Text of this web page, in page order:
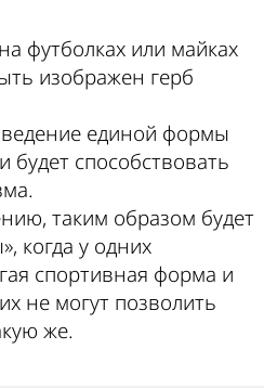
футболках или майках
изображен герб
единой формы
способствовать
таким образом будет
когда у одних
спортивная форма и
не могут позволить
же.